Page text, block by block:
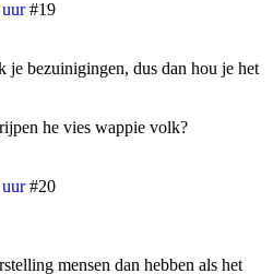
#19
bezuinigingen, dus dan hou je het
he vies wappie volk?
#20
mensen dan hebben als het